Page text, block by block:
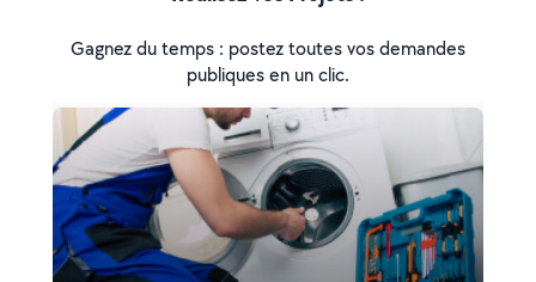
Gagnez du temps : postez toutes vos demandes
publiques en un clic.